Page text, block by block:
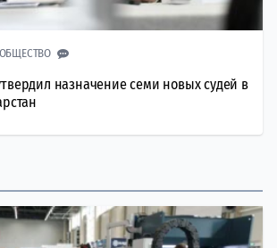
ОБЩЕСТВО
назначение семи новых судей в